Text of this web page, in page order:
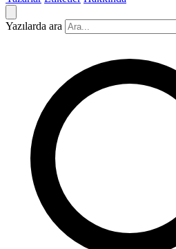
Yazılarda ara